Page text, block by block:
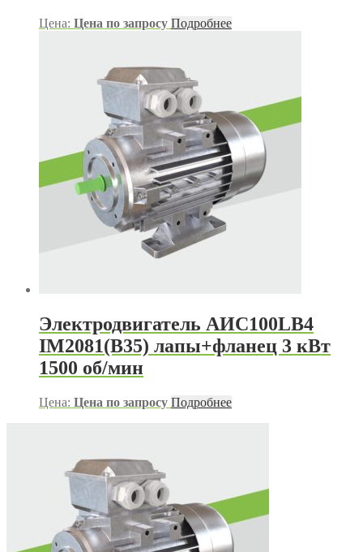
Цена: Цена по запросу Подробнее
Электродвигатель АИС100LB4
IM2081(B35) лапы+фланец 3 кВт
1500 об/мин
Цена: Цена по запросу Подробнее